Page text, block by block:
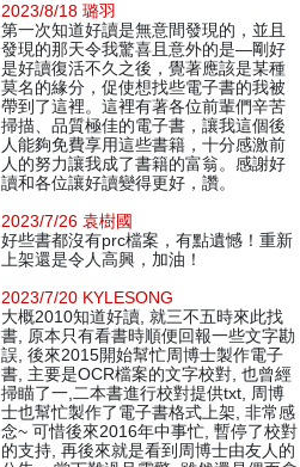
2023/8/18 璐羽
第一次知道好讀是無意間發現的，並且
發現的那天令我驚喜且意外的是—剛好
是好讀復活不久之後，覺著應該是某種
莫名的緣分，促使想找些電子書的我被
帶到了這裡。這裡有著各位前輩們辛苦
掃描、品質極佳的電子書，讓我這個後
人能夠免費享用這些書籍，十分感激前
人的努力讓我成了書籍的富翁。感謝好
讀和各位讓好讀變得更好，讚。
2023/7/26 袁樹國
好些書都沒有prc檔案，有點遺憾！重新
上架還是令人高興，加油！
2023/7/20 KYLESONG
大概2010知道好讀, 就三不五時來此找
書, 原本只有看書時順便回報一些文字勘
誤, 後來2015開始幫忙周博士製作電子
書, 主要是OCR檔案的文字校對, 也曾經
掃瞄了一,二本書進行校對提供txt, 周博
士也幫忙製作了電子書格式上架, 非常感
念~ 可惜後來2016年中事忙, 暫停了校對
的支持, 再後來就是看到周博士由友人的